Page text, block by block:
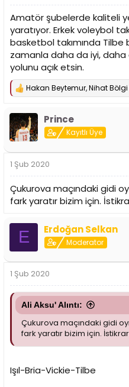
Amatör şubelerde kaliteli
yaratıyor. Erkek voleybol
basketbol takımında
zamanla daha da iyi, daha
yolunu açık etsin.
T
p
k
i
l
:
Hakan Beytemur,Nihat Bölgi
Prince
Kayıtlı Üye
1 Şub 2020
Çukurova maçındaki gidi
fark yaratır bizim için.
E Erdoğan Selkan
Moderator
1 Şub 2020
Ali Aksu' Alıntı:
Çukurova maçındaki gidi
fark yaratır bizim için.
Işıl-Bria-Vickie-Tilbe